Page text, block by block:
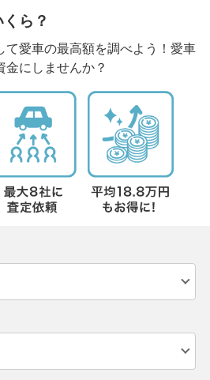
ら？
て愛車の最高額を調べよう！愛車
金にしませんか？